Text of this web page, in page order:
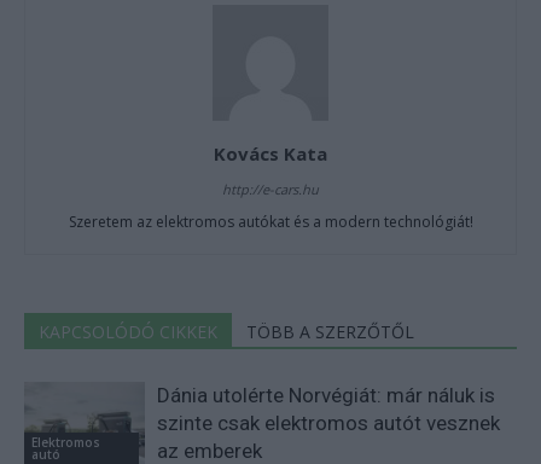
Kovács Kata
http://e-cars.hu
Szeretem az elektromos autókat és a modern technológiát!
KAPCSOLÓDÓ CIKKEK TÖBB A SZERZŐTŐL
Elektromos
autó
Dánia utolérte Norvégiát: már náluk is
szinte csak elektromos autót vesznek
az emberek